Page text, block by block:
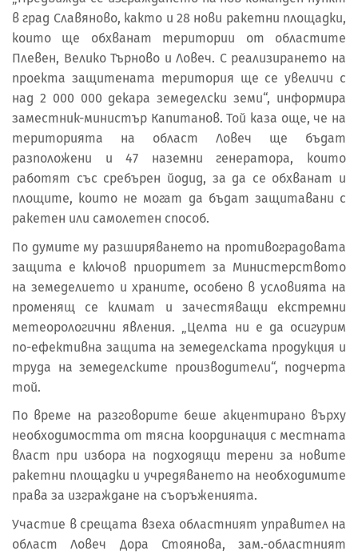
в град Славяново, както и 28 нови ракетни площадки,
които ще обхванат територии от областите
Плевен, Велико Търново и Ловеч. С реализирането на
проекта защитената територия ще се увеличи с
над 2 000 000 декара земеделски земи“, информира
заместник-министър Капитанов. Той каза още, че на
територията на област Ловеч ще бъдат
разположени и 47 наземни генератора, които
работят със сребърен йодид, за да се обхванат и
площите, които не могат да бъдат защитавани с
ракетен или самолетен способ.
По думите му разширяването на противоградовата
защита е ключов приоритет за Министерството
на земеделието и храните, особено в условията на
променящ се климат и зачестяващи екстремни
метеорологични явления. „Целта ни е да осигурим
по-ефективна защита на земеделската продукция и
труда на земеделските производители“, подчерта
той.
По време на разговорите беше акцентирано върху
необходимостта от тясна координация с местната
власт при избора на подходящи терени за новите
ракетни площадки и учредяването на необходимите
права за изграждане на съоръженията.
Участие в срещата взеха областният управител на
област Ловеч Дора Стоянова, зам.-областният